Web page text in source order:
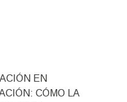
EN
CÓMO LA